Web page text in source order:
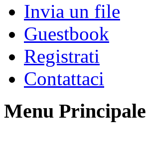
Invia un file
Guestbook
Registrati
Contattaci
Menu Principale